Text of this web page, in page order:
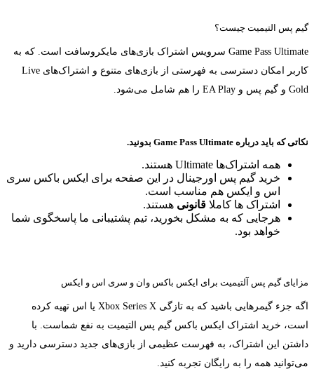
گیم پس التیمیت چیست؟
Game Pass Ultimate سرویس اشتراک بازی‌های مایکروسافت است. که به
کاربر امکان دسترسی به فهرستی از بازی‌های متنوع و اشتراک‌های Live
Gold و گیم پس و EA Play را هم شامل می‌شود.
نکاتی که باید درباره Game Pass Ultimate بدونید.
همه اشتراک‌ها Ultimate هستند.
خرید گیم پس اورجینال در این صفحه برای ایکس باکس سری
اس و ایکس هم مناسب است.
اشتراک ها کاملا قانونی هستند.
هرجایی که به مشکل بخورید، تیم پشتیبانی ما پاسخگوی شما
خواهد بود.
مزایای گیم پس آلتیمیت برای ایکس باکس وان و سری اس و ایکس
اگه جزء گیمرهایی باشید که به تازگی Xbox Series X یا اس تهیه کرده
است، خرید اشتراک ایکس باکس گیم پس التیمیت به نفع‌ شماست. با
داشتن این اشتراک، به فهرست عظیمی از بازی‌های جدید دسترسی دارید و
می‌توانید همه‌ را به رایگان تجربه کنید.